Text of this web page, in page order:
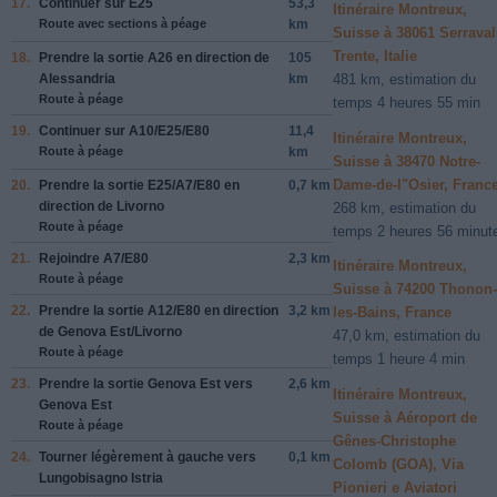
Route avec sections à péage
km
18. Prendre la sortie A26 en direction de
Alessandria
Route à péage
105
km
19. Continuer sur A10/E25/E80
Route à péage
11,4
km
20. Prendre la sortie E25/A7/E80 en
direction de Livorno
Route à péage
0,7 km
21. Rejoindre A7/E80
Route à péage
2,3 km
22. Prendre la sortie A12/E80 en direction
de Genova Est/Livorno
Route à péage
3,2 km
23. Prendre la sortie Genova Est vers
Genova Est
Route à péage
2,6 km
24. Tourner légèrement à gauche vers
Lungobisagno Istria
0,1 km
Itinéraire Montreux,
Suisse à 38061
Trente, Italie
481 km, estimation du
temps 4 heures 55 min
Itinéraire Montreux,
Suisse à 38470 Notre-
Dame-de-l"Osier,
268 km, estimation du
temps 2 heures 56
Itinéraire Montreux,
Suisse à 74200 Thonon-
les-Bains, France
47,0 km, estimation du
temps 1 heure 4 min
Itinéraire Montreux,
Suisse à Aéroport de
Gênes-Christophe
Colomb (GOA), Via
Pionieri e Aviatori